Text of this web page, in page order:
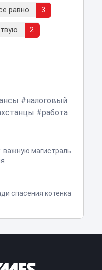
равно 3
2
налоговый
работа
важную магистраль
спасения котенка